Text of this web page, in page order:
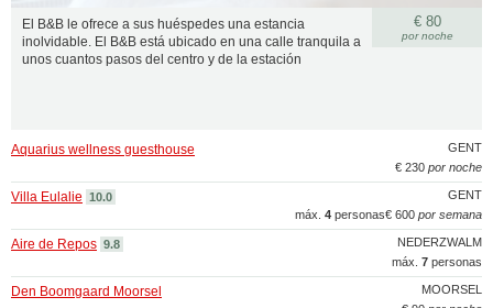
€ 80
por noche
El B&B le ofrece a sus huéspedes una estancia
inolvidable. El B&B está ubicado en una calle tranquila a
unos cuantos pasos del centro y de la estación
GENT
Aquarius wellness guesthouse
€ 230 por noche
GENT
Villa Eulalie 10.0
€ 600 por semana
máx. 4 personas
NEDERZWALM
Aire de Repos 9.8
máx. 7 personas
MOORSEL
Den Boomgaard Moorsel